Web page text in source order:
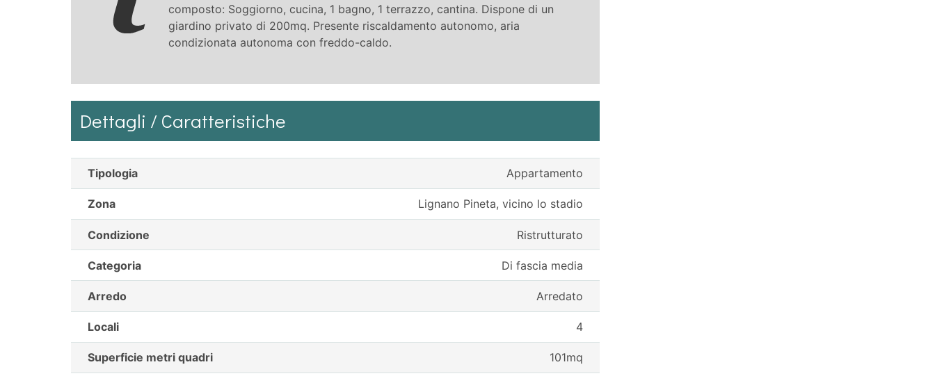
composto: Soggiorno, cucina, 1 bagno, 1 terrazzo, cantina. Dispone di un
giardino privato di 200mq. Presente riscaldamento autonomo, aria
condizionata autonoma con freddo-caldo.
Dettagli / Caratteristiche
Tipologia Appartamento
Zona Lignano Pineta, vicino lo stadio
Condizione Ristrutturato
Categoria Di fascia media
Arredo Arredato
Locali 4
Superficie metri quadri 101mq